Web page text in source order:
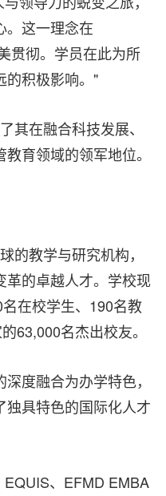
。这一理念在
贯彻。学员在此为所
的积极影响。"
其在融合科技发展、
育领域的领军地位。
的教学与研究机构，
革的卓越人才。学校现
在校学生、190名教
63,000名杰出校友。
度融合为办学特色，
独具特色的国际化人才
、EFMD EMBA